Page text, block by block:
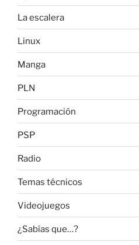
La escalera
Linux
Manga
PLN
Programación
PSP
Radio
Temas técnicos
Videojuegos
¿Sabías que…?